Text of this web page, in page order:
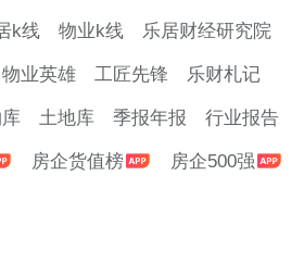
是无数个加班加点的日夜，
小事，是无数次将心比心的
动诠释着万科物业“有事帮忙
美好”的企业使命。
k线 物业k线 乐居财经研究院
物业英雄 工匠先锋 乐财札记
土地库 季报年报 行业报告
房企货值榜 房企500强